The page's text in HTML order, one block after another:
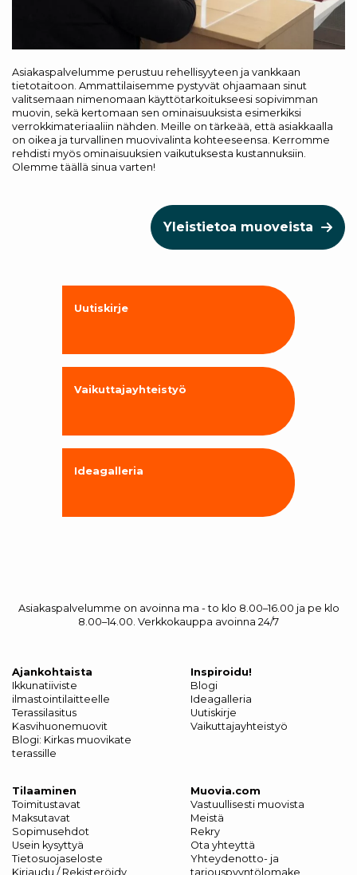
Asiakaspalvelumme perustuu rehellisyyteen ja vankkaan
tietotaitoon. Ammattilaisemme pystyvät ohjaamaan sinut
valitsemaan nimenomaan käyttötarkoitukseesi sopivimman
muovin, sekä kertomaan sen ominaisuuksista esimerkiksi
verrokkimateriaaliin nähden. Meille on tärkeää, että asiakkaalla
on oikea ja turvallinen muovivalinta kohteeseensa. Kerromme
rehdisti myös ominaisuuksien vaikutuksesta kustannuksiin.
Olemme täällä sinua varten!
Yleistietoa muoveista
Uutiskirje
Vaikuttajayhteistyö
Ideagalleria
Asiakaspalvelumme on avoinna ma - to klo 8.00–16.00 ja pe klo
8.00–14.00. Verkkokauppa avoinna 24/7
Ajankohtaista
Ikkunatiiviste
ilmastointilaitteelle
Terassilasitus
Kasvihuonemuovit
Blogi: Kirkas muovikate
terassille
Inspiroidu!
Blogi
Ideagalleria
Uutiskirje
Vaikuttajayhteistyö
Tilaaminen
Toimitustavat
Maksutavat
Sopimusehdot
Usein kysyttyä
Tietosuojaseloste
Kirjaudu / Rekisteröidy
Muovia.com
Vastuullisesti muovista
Meistä
Rekry
Ota yhteyttä
Yhteydenotto- ja
tarjouspyyntölomake